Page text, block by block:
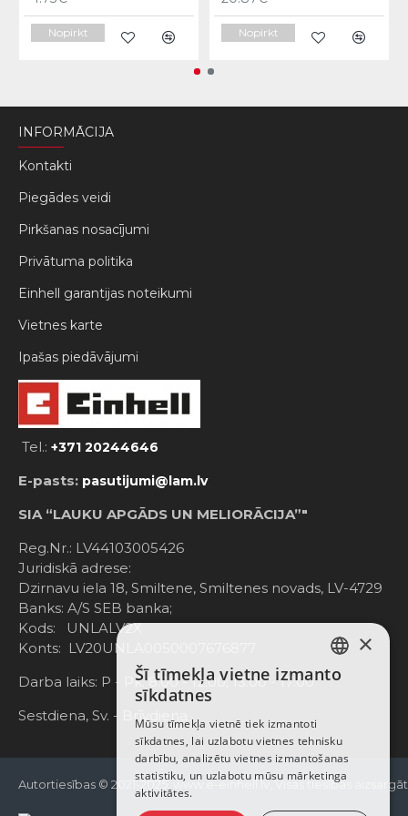
Nopirkt Nopirkt
INFORMĀCIJA
Kontakti
Piegādes veidi
Pirkšanas nosacījumi
Privātuma politika
Einhell garantijas noteikumi
Vietnes karte
Ipašas piedāvājumi
Tel.: +371 20244646
E-pasts: pasutijumi@lam.lv
SIA “LAUKU APGĀDS UN MELIORĀCIJA”"
Reg.Nr.: LV44103005426
Juridiskā adrese:
Dzirnavu iela 18, Smiltene, Smiltenes novads, LV-4729
Banks: A/S SEB banka;
Kods: UNLALV2X
Konts: LV20UNLA0050007676877
Darba laiks: P - Pk. 8:00 - 12:00; 13:00 - 17:00
Sestdiena, Sv. - Brīvdiena
Autortiesības © 2021-2025, www.e-einhell.lv, Visas tiesības
LATVIAN
ENGLISH
×
Šī tīmekļa vietne izmanto
sīkdatnes
Mūsu tīmekļa vietnē tiek izmantoti
sīkdatnes, lai uzlabotu vietnes tehnisku
darbību, analizētu vietnes izmantošanas
statistiku, un uzlabotu mūsu mārketinga
aktivitātes.